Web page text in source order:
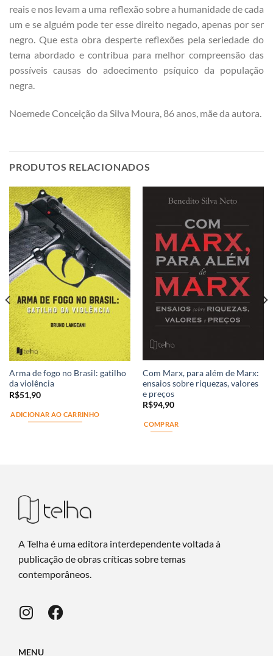
reais e nos levam a uma reflexão sobre a humanidade de cada
um e se alguém pode ter esse direito negado, apenas por ser
negro. Que esta obra desperte reflexões pela seriedade do
tema abordado e contribua para melhor compreensão das
possíveis causas do adoecimento psíquico da população
negra.
Noemede Conceição da Silva Moura, 86 anos, mãe da autora.
PRODUTOS RELACIONADOS
Arma de fogo no Brasil: gatilho
da violência
R$51,90
ADICIONAR AO CARRINHO
Com Marx, para além de Marx:
ensaios sobre riquezas, valores
e preços
R$94,90
COMPRAR
A Telha é uma editora interdependente voltada à
publicação de obras críticas sobre temas
contemporâneos.
MENU